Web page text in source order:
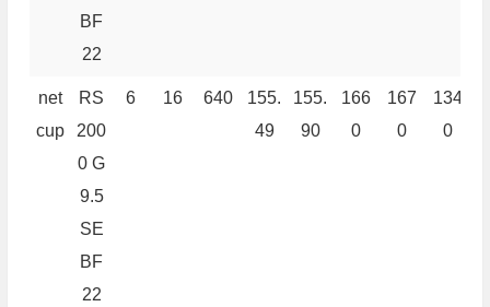
BF
22
net
cup
RS
200
0 G
9.5
SE
BF
22
6 16 640
155.
49
155.
90
166
0
167
0
134
0